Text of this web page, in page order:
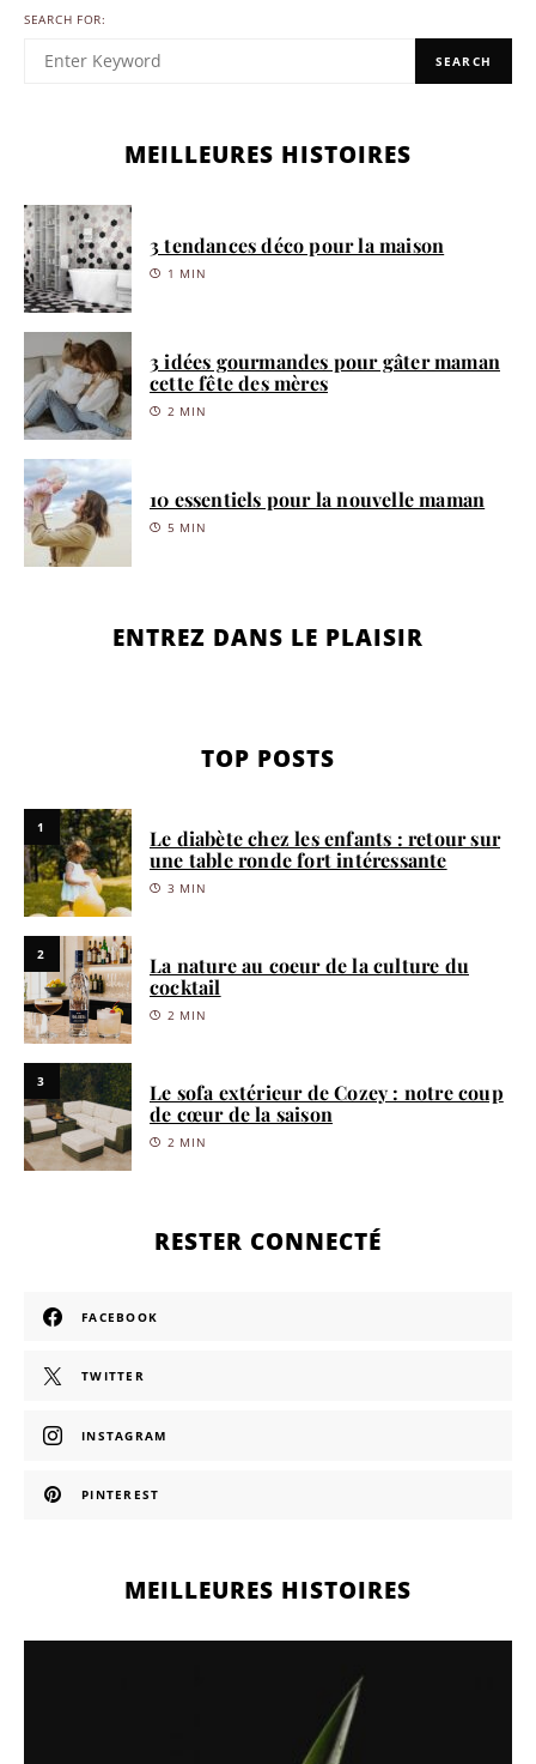
SEARCH FOR:
SEARCH
MEILLEURES HISTOIRES
3 tendances déco pour la maison
1 MIN
3 idées gourmandes pour gâter maman
cette fête des mères
2 MIN
10 essentiels pour la nouvelle maman
5 MIN
ENTREZ DANS LE PLAISIR
TOP POSTS
1
Le diabète chez les enfants : retour sur
une table ronde fort intéressante
3 MIN
2
La nature au coeur de la culture du
cocktail
2 MIN
3
Le sofa extérieur de Cozey : notre coup
de cœur de la saison
2 MIN
RESTER CONNECTÉ
FACEBOOK
TWITTER
INSTAGRAM
PINTEREST
MEILLEURES HISTOIRES